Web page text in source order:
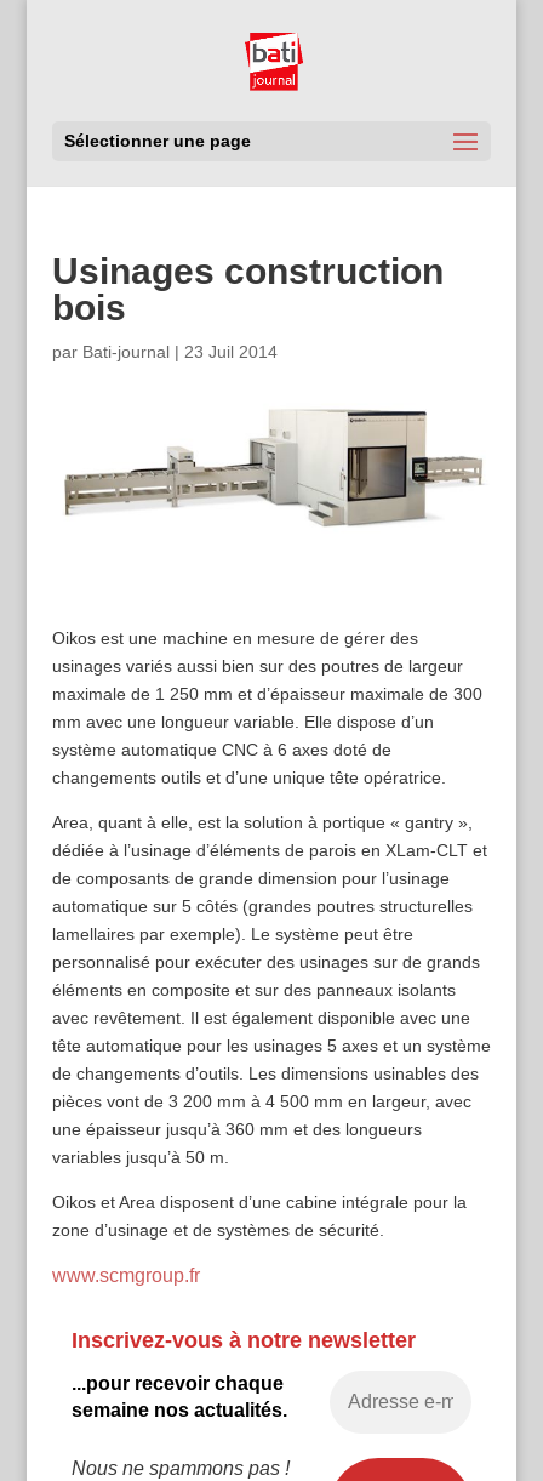
Sélectionner une page
Usinages construction
bois
par Bati-journal| 23 Juil 2014
Oikos est une machine en mesure de gérer des
usinages variés aussi bien sur des poutres de largeur
maximale de 1 250 mm et d’épaisseur maximale de 300
mm avec une longueur variable. Elle dispose d’un
système automatique CNC à 6 axes doté de
changements outils et d’une unique tête opératrice.
Area, quant à elle, est la solution à portique « gantry »,
dédiée à l’usinage d’éléments de parois en XLam-CLT et
de composants de grande dimension pour l’usinage
automatique sur 5 côtés (grandes poutres structurelles
lamellaires par exemple). Le système peut être
personnalisé pour exécuter des usinages sur de grands
éléments en composite et sur des panneaux isolants
avec revêtement. Il est également disponible avec une
tête automatique pour les usinages 5 axes et un système
de changements d’outils. Les dimensions usinables des
pièces vont de 3 200 mm à 4 500 mm en largeur, avec
une épaisseur jusqu’à 360 mm et des longueurs
variables jusqu’à 50 m.
Oikos et Area disposent d’une cabine intégrale pour la
zone d’usinage et de systèmes de sécurité.
www.scmgroup.fr
Inscrivez-vous à notre newsletter
...pour recevoir chaque
semaine nos actualités.
Nous ne spammons pas !